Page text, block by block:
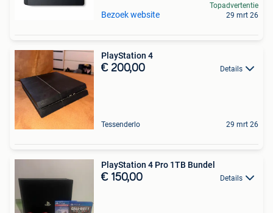
Bezoek website
Topadvertentie
29 mrt 26
PlayStation 4
€ 200,00 Details
Tessenderlo 29 mrt 26
PlayStation 4 Pro 1TB Bundel
€ 150,00 Details